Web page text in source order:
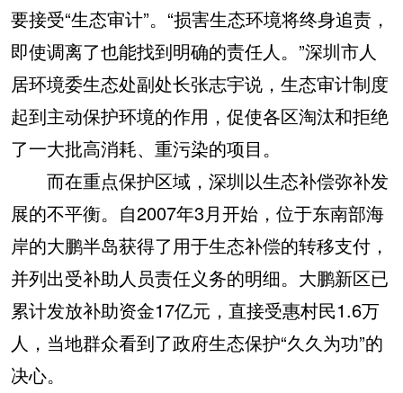
要接受“生态审计”。“损害生态环境将终身追责，
即使调离了也能找到明确的责任人。”深圳市人
居环境委生态处副处长张志宇说，生态审计制度
起到主动保护环境的作用，促使各区淘汰和拒绝
了一大批高消耗、重污染的项目。
而在重点保护区域，深圳以生态补偿弥补发
展的不平衡。自2007年3月开始，位于东南部海
岸的大鹏半岛获得了用于生态补偿的转移支付，
并列出受补助人员责任义务的明细。大鹏新区已
累计发放补助资金17亿元，直接受惠村民1.6万
人，当地群众看到了政府生态保护“久久为功”的
决心。